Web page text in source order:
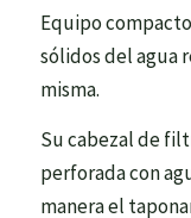
Equipo
sólidos del agua
misma.
Su cabezal de
perforada con
manera el